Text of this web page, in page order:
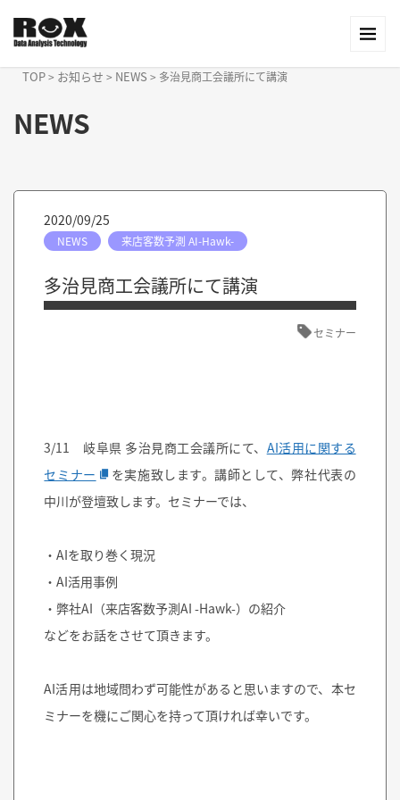
TOP> お知らせ > NEWS > 多治見商工会議所にて講演
NEWS
2020/09/25
NEWS 来店客数予測 AI-Hawk-
多治見商工会議所にて講演
セミナー
3/11 岐阜県 多治見商工会議所にて、 AI活用に関する
セミナー
を実施致します。講師として、弊社代表の
中川が登壇致します。セミナーでは、
・AIを取り巻く現況
・AI活用事例
・弊社AI（来店客数予測AI -Hawk-）の紹介
などをお話をさせて頂きます。
AI活用は地域問わず可能性があると思いますので、本セ
ミナーを機にご関心を持って頂ければ幸いです。